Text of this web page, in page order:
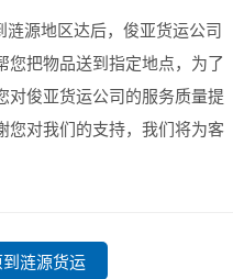
源地区达后，俊亚货运公司
您把物品送到指定地点，为了
对俊亚货运公司的服务质量提
您对我们的支持，我们将为客
涟源货运